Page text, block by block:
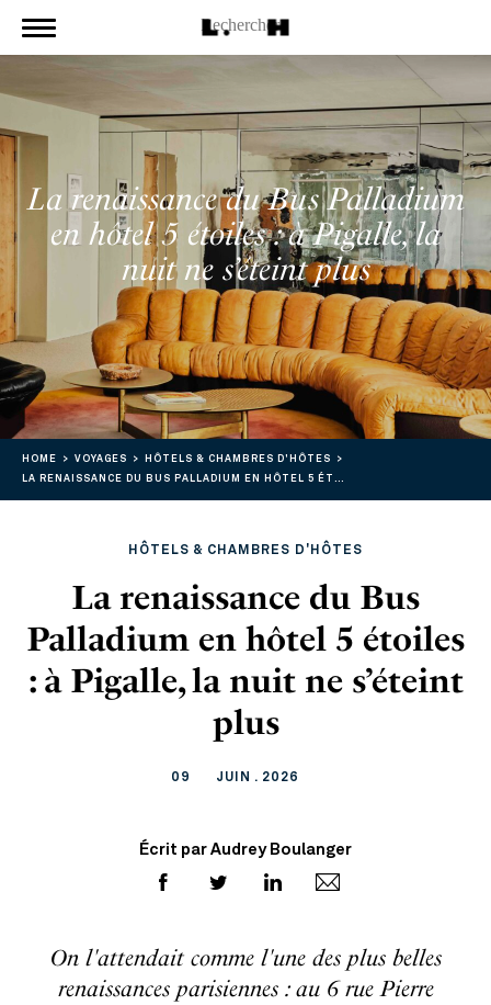
La renaissance du Bus Palladium
en hôtel 5 étoiles : à Pigalle, la
nuit ne s’éteint plus
HOME VOYAGES
HÔTELS & CHAMBRES D'HÔTES
LA RENAISSANCE DU BUS PALLADIUM EN HÔTEL 5 ÉTOILES : À PIGALLE, LA NUIT NE S’ÉTEINT PLUS
HÔTELS & CHAMBRES D'HÔTES
La renaissance du Bus
Palladium en hôtel 5 étoiles
: à Pigalle, la nuit ne s’éteint
plus
09 JUIN . 2026
Écrit par Audrey Boulanger
On l'attendait comme l'une des plus belles
renaissances parisiennes : au 6 rue Pierre